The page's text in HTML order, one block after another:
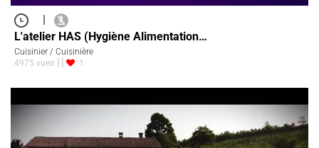
L'atelier HAS (Hygiène Alimentation…
Cuisinier / Cuisinière
4975 vues
1